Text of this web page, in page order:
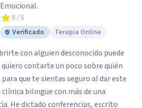
Emocional.
5 / 5
Verificado
Terapia Online
con alguien desconocido puede
contarte un poco sobre quién
que te sientas seguro al dar este
bilingüe con más de una
He dictado conferencias, escrito